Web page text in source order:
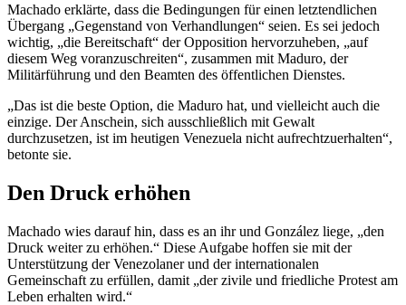
Machado erklärte, dass die Bedingungen für einen letztendlichen
Übergang „Gegenstand von Verhandlungen“ seien. Es sei jedoch
wichtig, „die Bereitschaft“ der Opposition hervorzuheben, „auf
diesem Weg voranzuschreiten“, zusammen mit Maduro, der
Militärführung und den Beamten des öffentlichen Dienstes.
„Das ist die beste Option, die Maduro hat, und vielleicht auch die
einzige. Der Anschein, sich ausschließlich mit Gewalt
durchzusetzen, ist im heutigen Venezuela nicht aufrechtzuerhalten“,
betonte sie.
Den Druck erhöhen
Machado wies darauf hin, dass es an ihr und González liege, „den
Druck weiter zu erhöhen.“ Diese Aufgabe hoffen sie mit der
Unterstützung der Venezolaner und der internationalen
Gemeinschaft zu erfüllen, damit „der zivile und friedliche Protest am
Leben erhalten wird.“